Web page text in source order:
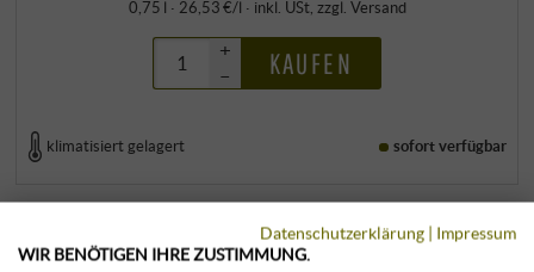
0,75 l · 26,53 €/l · inkl. USt, zzgl. Versand
+
–
KAUFEN
klimatisiert gelagert sofort verfügbar
Datenschutzerklärung | Impressum
WIR BENÖTIGEN IHRE ZUSTIMMUNG.